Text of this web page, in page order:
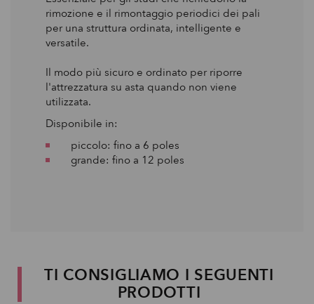
rimozione e il rimontaggio periodici dei pali
per una struttura ordinata, intelligente e
versatile.
Il modo più sicuro e ordinato per riporre
l'attrezzatura su asta quando non viene
utilizzata.
Disponibile in:
piccolo: fino a 6 poles
grande: fino a 12 poles
TI CONSIGLIAMO I SEGUENTI
PRODOTTI